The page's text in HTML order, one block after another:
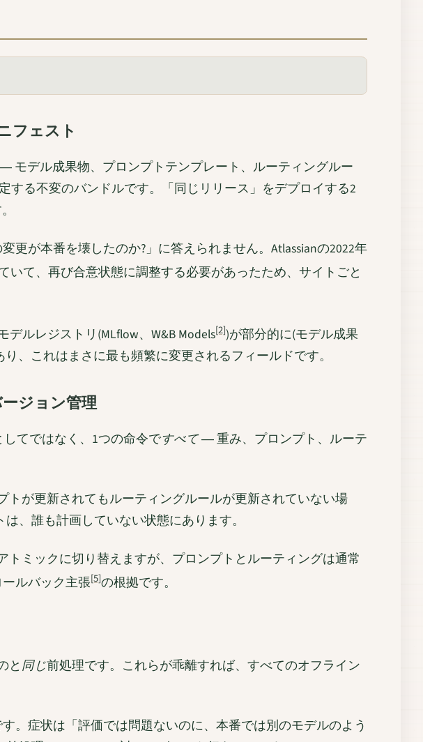
フェスト
モデル成果物、プロンプトテンプレート、ルーティングルー
する不変のバンドルです。「同じリリース」をデプロイする2
が本番を壊したのか?」に答えられません。Atlassianの2022年
て、再び合意状態に調整する必要があったため、サイトごと
ルレジストリ(MLflow、W&B Models[2])が部分的に(モデル成果
、これはまさに最も頻繁に変更されるフィールドです。
ジョン管理
てではなく、1つの命令ですべて― 重み、プロンプト、ルーテ
が更新されてもルーティングルールが更新されていない場
、誰も計画していない状態にあります。
ミックに切り替えますが、プロンプトとルーティングは通常
ルバック主張[5]の根拠です。
と 同じ前処理です。これらが乖離すれば、すべてのオフライン
。症状は「評価では問題ないのに、本番では別のモデルのよう